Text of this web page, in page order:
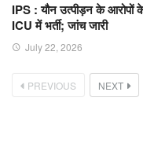
IPS : यौन उत्पीड़न के आरोपों
ICU में भर्ती; जांच जारी
July 22, 2026
PREVIOUS NEXT